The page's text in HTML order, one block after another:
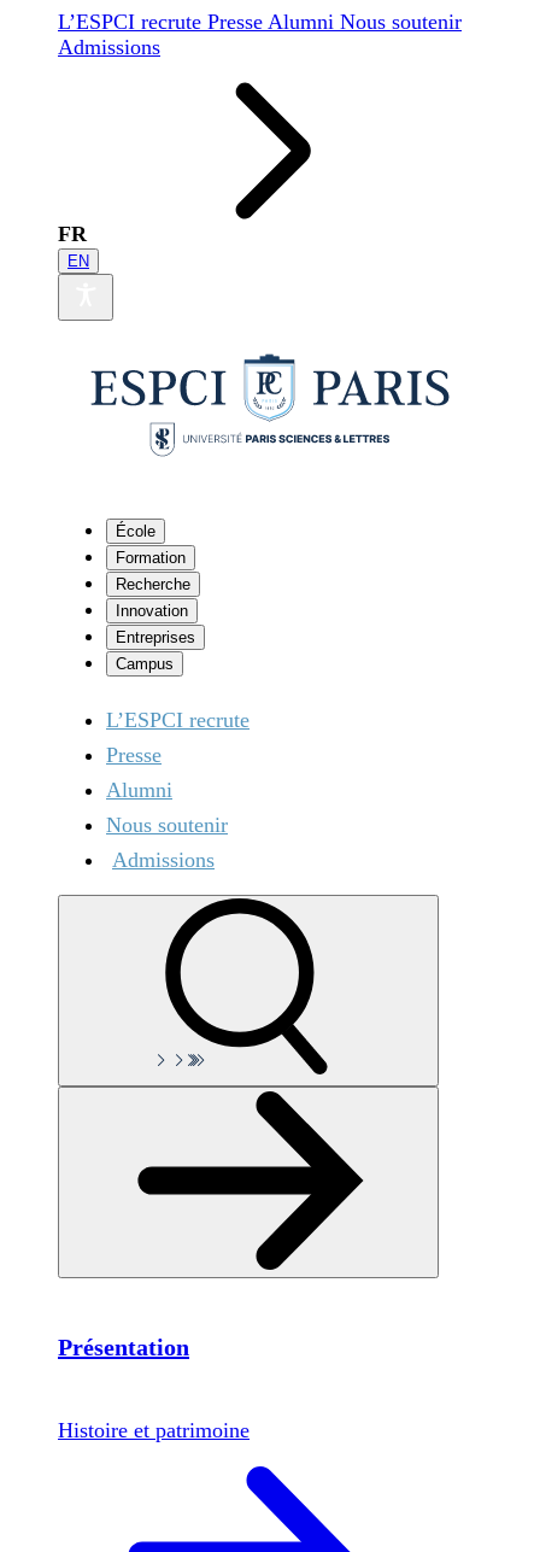
L’ESPCI recrute Presse Alumni Nous soutenir
Admissions
FR
EN
École
Formation
Recherche
Innovation
Entreprises
Campus
L’ESPCI recrute
Presse
Alumni
Nous soutenir
Admissions
Présentation
Histoire et patrimoine